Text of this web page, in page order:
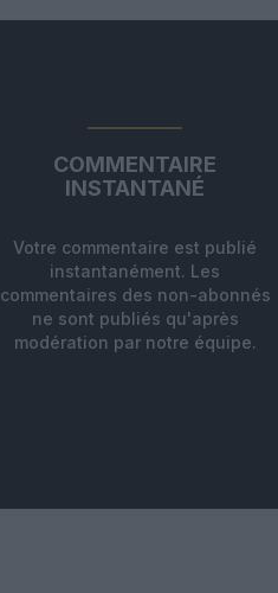
COMMENTAIRE
INSTANTANÉ
Votre commentaire est publié
instantanément. Les
commentaires des non-abonnés
ne sont publiés qu'après
modération par notre équipe.